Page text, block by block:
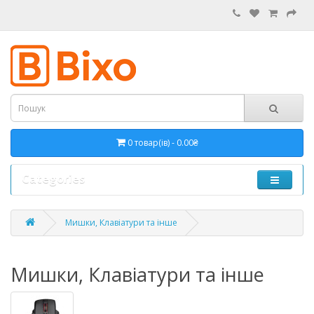
0 товар(ів) - 0.00₴
Categories
Мишки, Клавіатури та інше
Мишки, Клавіатури та інше